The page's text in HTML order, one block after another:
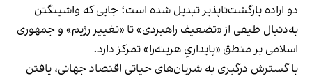
دو اراده بازگشت‌ناپذیر تبدیل شده است؛ جایی که واشینگتن
به‌دنبال طیفی از «تضعیف راهبردی» تا «تغییر رژیم» و جمهوری
اسلامی بر منطق «پایداریِ هزینه‌زا» تمرکز دارد.
با گسترش درگیری به شریان‌های حیاتی اقتصاد جهانی، یافتن